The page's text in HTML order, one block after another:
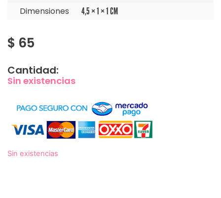
Dimensiones 4,5 × 1 × 1 CM
$ 65
Cantidad:
Sin existencias
Sin existencias